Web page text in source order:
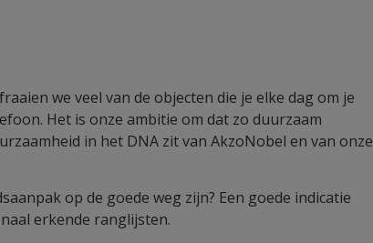
we veel van de objecten die je elke dag om je
Het is onze ambitie om dat zo duurzaam
in het DNA zit van AkzoNobel en van onze
op de goede weg zijn? Een goede indicatie
erkende ranglijsten.